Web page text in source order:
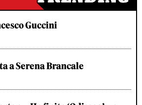
Guccini
a Serena Brancale